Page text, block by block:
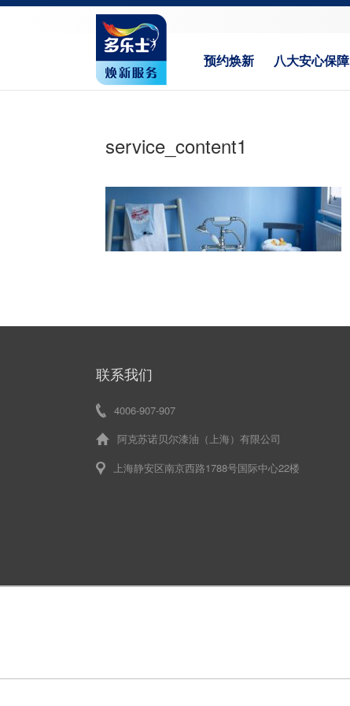
预约焕新 八大安心保障
service_content1
联系我们
4006-907-907
阿克苏诺贝尔漆油（上海）有限公司
上海静安区南京西路1788号国际中心22楼